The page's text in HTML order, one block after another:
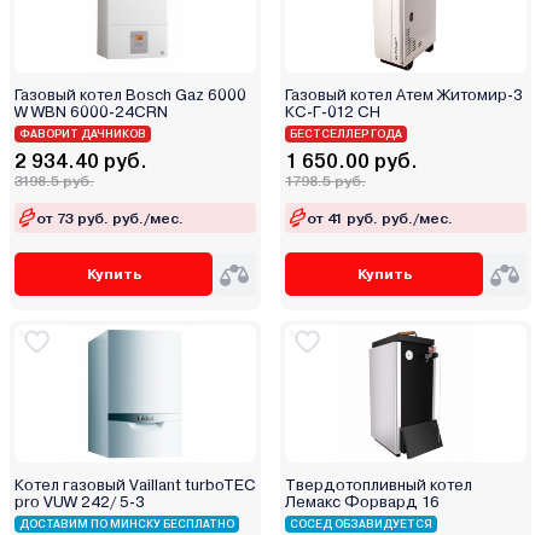
Greolit
Haier
Hubert
Immergas
Kentatsu
Kospel
Kotitonttu
Lavoro
Lemax
LTEC
METEOR Thermo
Газовый котел Bosch Gaz 6000
W WBN 6000-24CRN
ФАВОРИТ ДАЧНИКОВ
2 934.40 руб.
3198.5 руб.
от 73 руб. руб./мес.
Купить
Газовый котел Атем Житомир-3
КС-Г-012 СН
БЕСТСЕЛЛЕР ГОДА
1 650.00 руб.
1798.5 руб.
от 41 руб. руб./мес.
Купить
Котел газовый Vaillant turboTEC
pro VUW 242/ 5-3
ДОСТАВИМ ПО МИНСКУ БЕСПЛАТНО
Твердотопливный котел
Лемакс Форвард 16
СОСЕД ОБЗАВИДУЕТСЯ